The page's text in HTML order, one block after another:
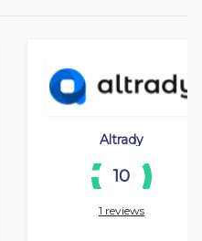
Altrady
10
1 reviews